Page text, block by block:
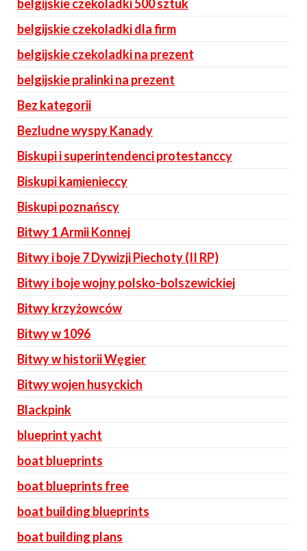
belgijskie czekoladki 500 sztuk
belgijskie czekoladki dla firm
belgijskie czekoladki na prezent
belgijskie pralinki na prezent
Bez kategorii
Bezludne wyspy Kanady
Biskupi i superintendenci protestanccy
Biskupi kamienieccy
Biskupi poznańscy
Bitwy 1 Armii Konnej
Bitwy i boje 7 Dywizji Piechoty (II RP)
Bitwy i boje wojny polsko-bolszewickiej
Bitwy krzyżowców
Bitwy w 1096
Bitwy w historii Węgier
Bitwy wojen husyckich
Blackpink
blueprint yacht
boat blueprints
boat blueprints free
boat building blueprints
boat building plans